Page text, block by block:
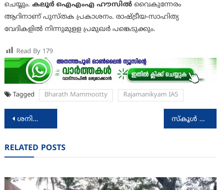
ചെയ്യും. കലൂര്‍ ഐഎംഎ ഹൗസില്‍വൈകുന്നേരം
ആറിനാണ് പുസ്തക പ്രകാശനം. രാഷ്ട്രീയ-സാഹിത്യ
വേദികളില്‍ നിന്നുമുളള പ്രമുഖര്‍ പങ്കെടുക്കും.
Read By 179
Tagged Bharath Mammootty Rajamanikyam IAS
Post
ശനിയും ഞായറും ഗതാഗത നിയന്ത്രണം സ്‌കൂള്‍ സര്‍ട്ടിഫിക്കറ്റുകളില്‍ മതം തിരുത്താമെന്ന് കേരള ഹൈക്കോടതി
RELATED POSTS